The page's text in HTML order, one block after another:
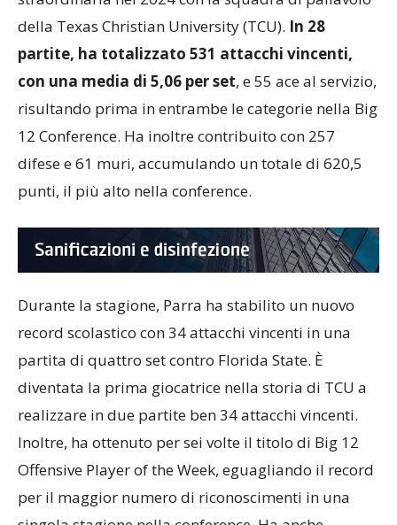
straordinaria nel 2024 con la squadra di pallavolo
della Texas Christian University (TCU).
In 28
partite, ha totalizzato 531 attacchi vincenti,
Durante la stagione, Parra ha stabilito un nuovo
record scolastico con 34 attacchi vincenti in una
partita di quattro set contro Florida State. È
diventata la prima giocatrice nella storia di TCU a
realizzare in due partite ben 34 attacchi vincenti.
Inoltre, ha ottenuto per sei volte il titolo di Big 12
Offensive Player of the Week, eguagliando il record
per il maggior numero di riconoscimenti in una